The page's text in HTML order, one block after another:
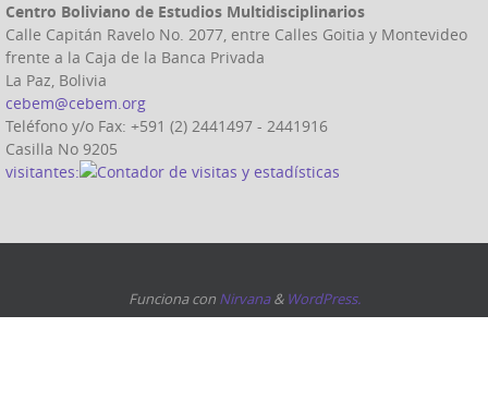
Centro Boliviano de Estudios Multidisciplinarios
Calle Capitán Ravelo No. 2077, entre Calles Goitia y Montevideo
frente a la Caja de la Banca Privada
La Paz, Bolivia
cebem@cebem.org
Teléfono y/o Fax: +591 (2) 2441497 - 2441916
Casilla No 9205
visitantes:
Funciona con Nirvana& WordPress.